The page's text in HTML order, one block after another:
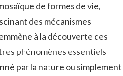
de formes de vie,
des mécanismes
à la découverte des
phénomènes essentiels
par la nature ou simplement